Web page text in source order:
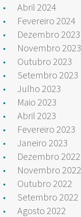
Abril 2024
Fevereiro 2024
Dezembro 2023
Novembro 2023
Outubro 2023
Setembro 2023
Julho 2023
Maio 2023
Abril 2023
Fevereiro 2023
Janeiro 2023
Dezembro 2022
Novembro 2022
Outubro 2022
Setembro 2022
Agosto 2022